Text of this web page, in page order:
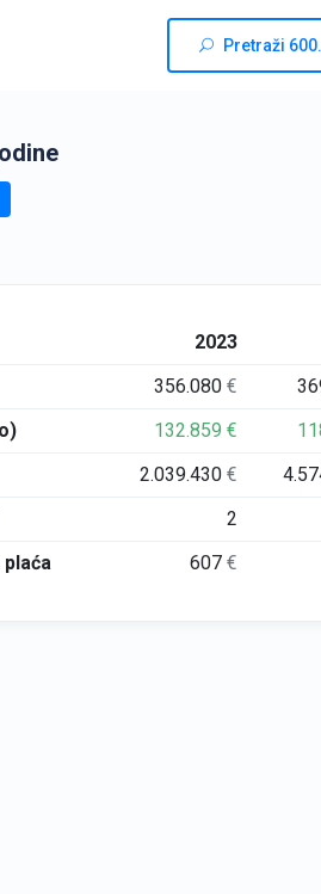
Pretraži
2023
356.080€
132.859€
2.039.430€
2
607€